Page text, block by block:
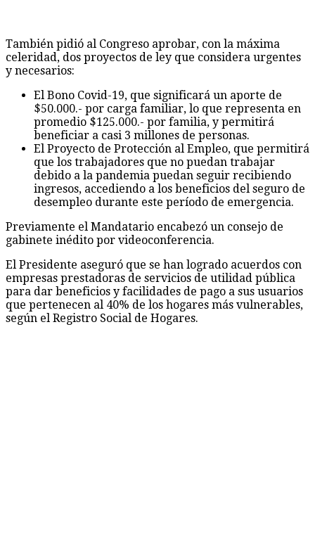
El Bono Covid-19, que significará un aporte de
$50.000.- por carga familiar, lo que representa en
promedio $125.000.- por familia, y permitirá
beneficiar a casi 3 millones de personas.
El Proyecto de Protección al Empleo, que permitirá
que los trabajadores que no puedan trabajar
debido a la pandemia puedan seguir recibiendo
ingresos, accediendo a los beneficios del seguro de
desempleo durante este período de emergencia.
Previamente el Mandatario encabezó un consejo de
gabinete inédito por videoconferencia.
El Presidente aseguró que se han logrado acuerdos con
empresas prestadoras de servicios de utilidad pública
para dar beneficios y facilidades de pago a sus usuarios
que pertenecen al 40% de los hogares más vulnerables,
según el Registro Social de Hogares.